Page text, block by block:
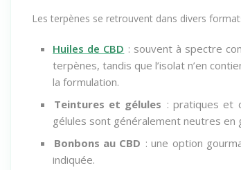
Les terpènes se retrouvent dans divers
Huiles de CBD : souvent à spectre
terpènes, tandis que l’isolat n’en
la formulation.
Teintures et gélules : pratiques et
gélules sont généralement neutres en
Bonbons au CBD : une option
indiquée.